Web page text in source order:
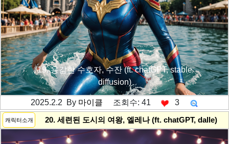
19. 용감한 수호자, 수잔 (ft. chatGPT, stable
diffusion)
2025.2.2 By 마이클 조회수: 41 3
캐릭터소개 20. 세련된 도시의 여왕, 엘레나 (ft. chatGPT, dalle)